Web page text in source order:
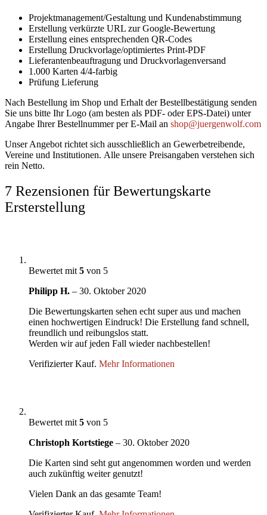
Projektmanagement/Gestaltung und Kundenabstimmung
Erstellung verkürzte URL zur Google-Bewertung
Erstellung eines entsprechenden QR-Codes
Erstellung Druckvorlage/optimiertes Print-PDF
Lieferantenbeauftragung und Druckvorlagenversand
1.000 Karten 4/4-farbig
Prüfung Lieferung
Nach Bestellung im Shop und Erhalt der Bestellbestätigung senden
Sie uns bitte Ihr Logo (am besten als PDF- oder EPS-Datei) unter
Angabe Ihrer Bestellnummer per E-Mail an shop@juergenwolf.com
Unser Angebot richtet sich ausschließlich an Gewerbetreibende,
Vereine und Institutionen. Alle unsere Preisangaben verstehen sich
rein Netto.
7 Rezensionen für Bewertungskarte
Ersterstellung
Bewertet mit 5 von 5
Philipp H. – 30. Oktober 2020
Die Bewertungskarten sehen echt super aus und machen
einen hochwertigen Eindruck! Die Erstellung fand schnell,
freundlich und reibungslos statt.
Werden wir auf jeden Fall wieder nachbestellen!
Verifizierter Kauf. Mehr Informationen
Bewertet mit 5 von 5
Christoph Kortstiege – 30. Oktober 2020
Die Karten sind seht gut angenommen worden und werden
auch zukünftig weiter genutzt!
Vielen Dank an das gesamte Team!